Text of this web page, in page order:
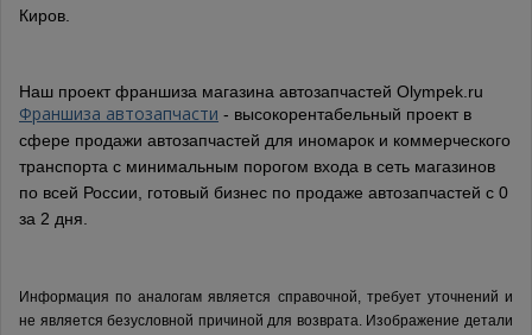
Киров.
Наш проект франшиза магазина автозапчастей Olympek.ru
Франшиза автозапчасти - высокорентабельный проект в
сфере продажи автозапчастей для иномарок и коммерческого
транспорта с минимальным порогом входа в сеть магазинов
по всей России, готовый бизнес по продаже автозапчастей с 0
за 2 дня.
Информация по аналогам является справочной, требует уточнений и
не является безусловной причиной для возврата. Изображение детали